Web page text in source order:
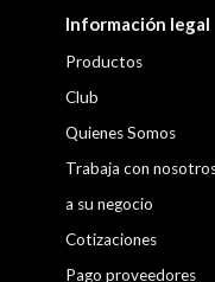
Información legal
Productos
Club
Quienes Somos
Trabaja con
a su negocio
Cotizaciones
Pago proveedores